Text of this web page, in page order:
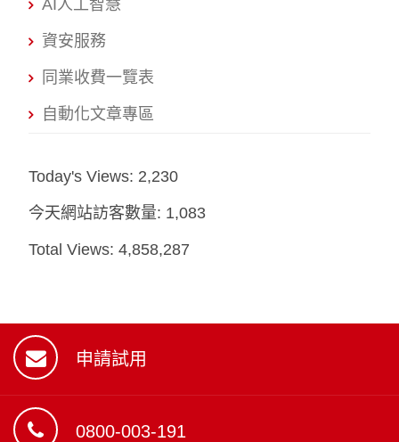
AI人工智慧
資安服務
同業收費一覽表
自動化文章專區
Today's Views: 2,230
今天網站訪客數量: 1,083
Total Views:4,858,287
申請試用
0800-003-191